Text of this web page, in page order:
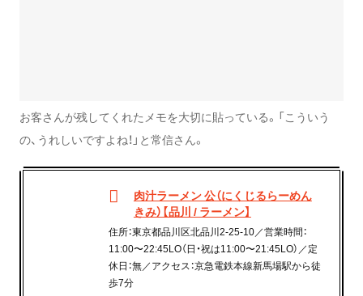
お客さんが残してくれたメモを大切に貼っている。「こういう
の、うれしいですよね！」と常信さん。
肉汁ラーメン 公（にくじるらーめん
きみ）【品川 / ラーメン】
住所：東京都品川区北品川2-25-10／営業時間：
11:00〜22:45LO（日・祝は11:00〜21:45LO）／定
休日：無／アクセス：京急電鉄本線新馬場駅から徒
歩7分